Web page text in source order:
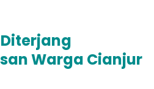
Warga Cianjur